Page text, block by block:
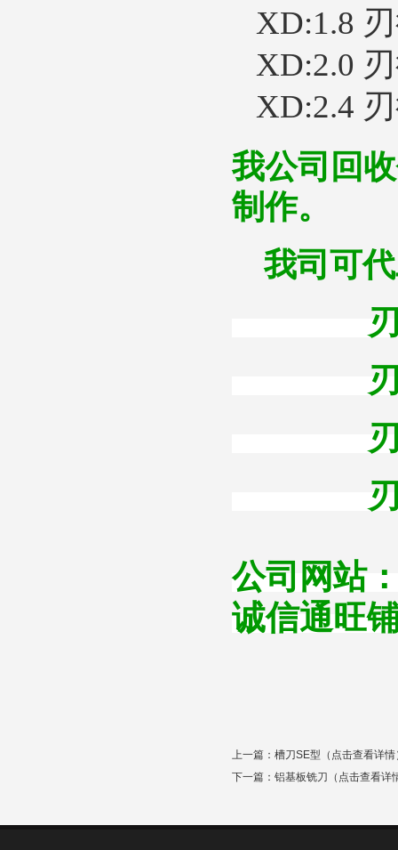
XD:1.8
XD:2.0
XD:2.4
我公司回
制作。
我司可代
刃径
刃径
刃径
刃径
公司网站
诚信通旺
上一篇： 槽刀SE型（点击查看详情
下一篇： 铝基板铣刀（点击查看详